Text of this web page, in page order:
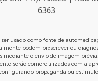
6363
usado como fonte de
podem prescrever ou
o envio de imagem
serão comercializados com a
propaganda ou